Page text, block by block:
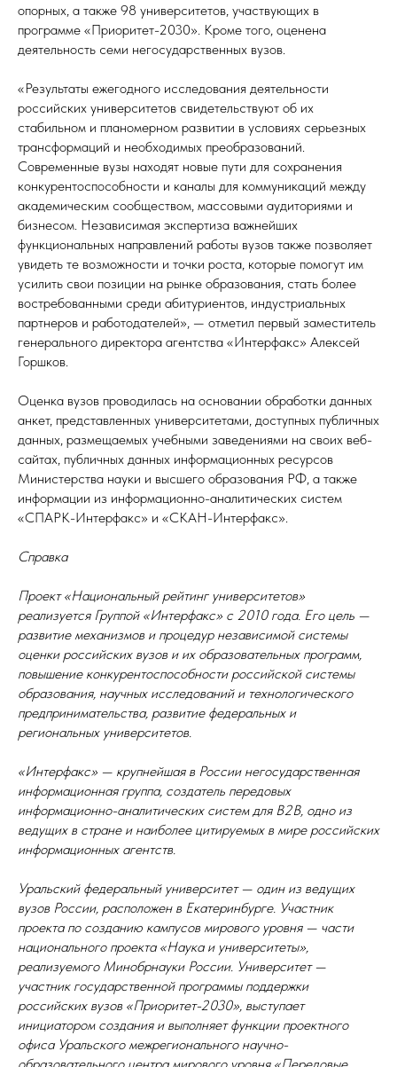
опорных, а также 98 университетов, участвующих в
программе «Приоритет-2030». Кроме того, оценена
деятельность семи негосударственных вузов.
«Результаты ежегодного исследования деятельности
российских университетов свидетельствуют об их
стабильном и планомерном развитии в условиях серьезных
трансформаций и необходимых преобразований.
Современные вузы находят новые пути для сохранения
конкурентоспособности и каналы для коммуникаций между
академическим сообществом, массовыми аудиториями и
бизнесом. Независимая экспертиза важнейших
функциональных направлений работы вузов также позволяет
увидеть те возможности и точки роста, которые помогут им
усилить свои позиции на рынке образования, стать более
востребованными среди абитуриентов, индустриальных
партнеров и работодателей», — отметил первый заместитель
генерального директора агентства «Интерфакс» Алексей
Горшков.
Оценка вузов проводилась на основании обработки данных
анкет, представленных университетами, доступных публичных
данных, размещаемых учебными заведениями на своих веб-
сайтах, публичных данных информационных ресурсов
Министерства науки и высшего образования РФ, а также
информации из информационно-аналитических систем
«СПАРК-Интерфакс» и «СКАН-Интерфакс».
Справка
Проект «Национальный рейтинг университетов»
реализуется Группой «Интерфакс» с 2010 года. Его цель —
развитие механизмов и процедур независимой системы
оценки российских вузов и их образовательных программ,
повышение конкурентоспособности российской системы
образования, научных исследований и технологического
предпринимательства, развитие федеральных и
региональных университетов.
«Интерфакс» — крупнейшая в России негосударственная
информационная группа, создатель передовых
информационно-аналитических систем для B2B, одно из
ведущих в стране и наиболее цитируемых в мире российских
информационных агентств.
Уральский федеральный университет — один из ведущих
вузов России, расположен в Екатеринбурге. Участник
проекта по созданию кампусов мирового уровня — части
национального проекта «Наука и университеты»,
реализуемого Минобрнауки России. Университет —
участник государственной программы поддержки
российских вузов «Приоритет-2030», выступает
инициатором создания и выполняет функции проектного
офиса Уральского межрегионального научно-